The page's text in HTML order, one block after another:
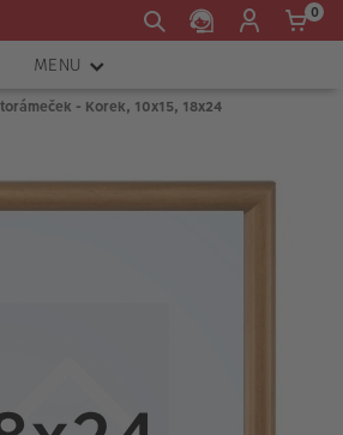
0
MENU
- Korek, 10x15, 18x24